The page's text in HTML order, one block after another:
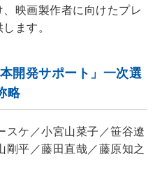
映画製作者に向けたプレ
ます。
開発サポート」一次選
略
スケ／小宮山菜子／笹谷遼
剛平／藤田直哉／藤原知之